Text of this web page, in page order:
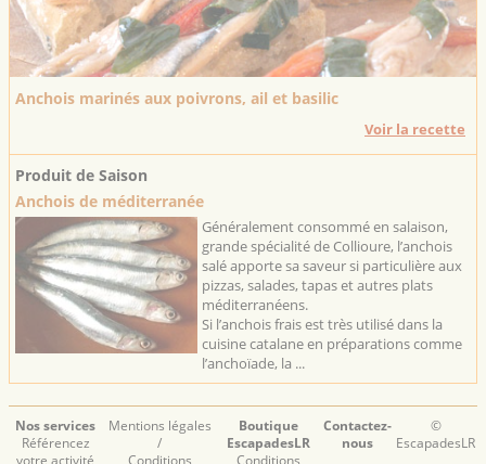
Anchois marinés aux poivrons, ail et basilic
Voir la recette
Produit de Saison
Anchois de méditerranée
Généralement consommé en salaison,
grande spécialité de Collioure, l’anchois
salé apporte sa saveur si particulière aux
pizzas, salades, tapas et autres plats
méditerranéens.
Si l’anchois frais est très utilisé dans la
cuisine catalane en préparations comme
l’anchoïade, la ...
Nos services
Référencez
votre activité
Mentions légales
/
Conditions
Boutique
EscapadesLR
Conditions
Contactez-
nous
©
EscapadesLR